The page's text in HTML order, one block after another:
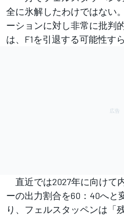
全に氷解したわけではない
ーションに対し非常に批判
は、F1を引退する可能性す
直近では2027年に向けて
ーの出力割合を60：40へと
り、フェルスタッペンは「